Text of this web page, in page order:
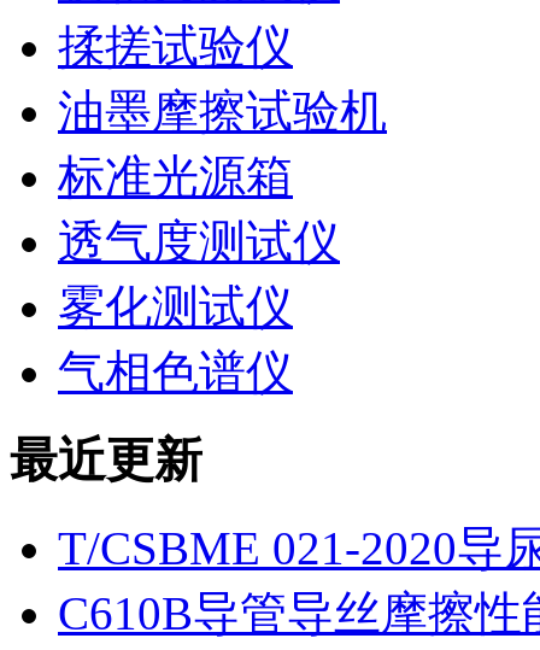
揉搓试验仪
油墨摩擦试验机
标准光源箱
透气度测试仪
雾化测试仪
气相色谱仪
最近更新
T/CSBME 021-2020导
C610B导管导丝摩擦